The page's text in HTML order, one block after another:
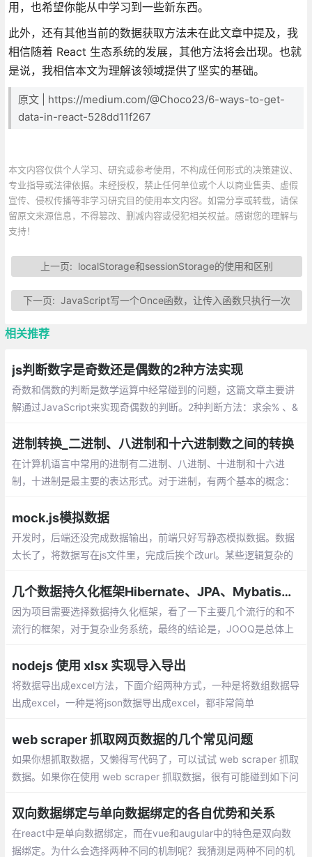
用，也希望你能从中学习到一些新东西。
此外，还有其他当前的数据获取方法未在此文章中提及，我
相信随着 React 生态系统的发展，其他方法将会出现。也就
是说，我相信本文为理解该领域提供了坚实的基础。
原文 | https://medium.com/@Choco23/6-ways-to-get-
data-in-react-528dd11f267
本文内容仅供个人学习、研究或参考使用，不构成任何形式的决策建议、
专业指导或法律依据。未经授权，禁止任何单位或个人以商业售卖、虚假
宣传、侵权传播等非学习研究目的使用本文内容。如需分享或转载，请保
留原文来源信息，不得篡改、删减内容或侵犯相关权益。感谢您的理解与
支持！
上一页: localStorage和sessionStorage的使用和区别
下一页: JavaScript写一个Once函数，让传入函数只执行一次
相关推荐
js判断数字是奇数还是偶数的2种方法实现
奇数和偶数的判断是数学运算中经常碰到的问题，这篇文章主要讲
解通过JavaScript来实现奇偶数的判断。2种判断方法：求余% 、&
进制转换_二进制、八进制和十六进制数之间的转换
在计算机语言中常用的进制有二进制、八进
制、十进制和十六进制，十进制是最主要的
基数和运算规则。
mock.js模拟数据
开发时，后端还没完成数据输出，前端只好写静态模拟数据。数据
太长了，将数据写在js文件里，完成后挨个改url。某些逻辑复杂的
数据，要么编写更多代码，要么手动修改模拟数据
几个数据持久化框架Hibernate、JPA、Mybatis、JOOQ和JDBC Template的比较
因为项目需要选择数据持久化框架，看了一下主要几个流行的和不
流行的框架，对于复杂业务系统，最终的结论是，JOOQ是总体上
nodejs 使用 xlsx 实现导入导出
将数据导出成excel方法，下面介绍两种方式，一种是将数组数据导
出成excel，一种是将json数据导出成excel，都非常简单
web scraper 抓取网页数据的几个常见问题
如果你想抓取数据，又懒得写代码了，可以试试 web scraper 抓取
数据。如果你在使用 web scraper 抓取数据，很有可能碰到如下问
你放弃 web scraper 。
双向数据绑定与单向数据绑定的各自优势和关系
在react中是单向数据绑定，而在vue和augular中的特色是双向数
据绑定。为什么会选择两种不同的机制呢？我猜测是两种不同的机